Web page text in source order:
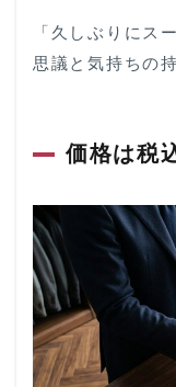
「久しぶりにス
思議と気持ちの
価格は税